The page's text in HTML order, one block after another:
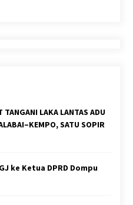
TANGANI LAKA LANTAS ADU
SATU SOPIR
ke Ketua DPRD Dompu